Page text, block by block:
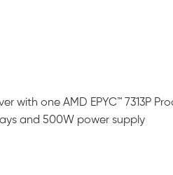
with one AMD EPYC™ 7313P
and 500W power supply